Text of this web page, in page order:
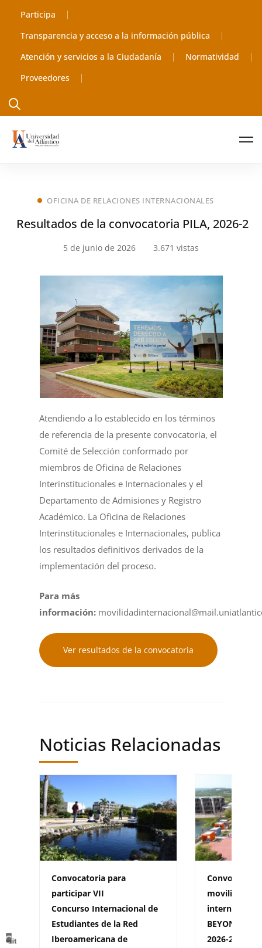
Participa
Transparencia y acceso a la información pública
Atención y servicios a la Ciudadanía
Normatividad
Proveedores
OFICINA DE RELACIONES INTERNACIONALES
Resultados de la convocatoria PILA, 2026-2
5 de junio de 2026 3.671 vistas
Atendiendo a lo establecido en los términos
de referencia de la presente convocatoria, el
Comité de Selección conformado por
miembros de Oficina de Relaciones
Interinstitucionales e Internacionales y el
Departamento de Admisiones y Registro
Académico. La Oficina de Relaciones
Interinstitucionales e Internacionales, publica
los resultados definitivos derivados de la
implementación del proceso.
Para más
información:
Ver resultados de la convocatoria
Noticias Relacionadas
Convocatoria para
participar VII
Concurso Internacional de
Estudiantes de la Red
Iberoamericana de
movilidad
internacional
BEYOND
2026-2